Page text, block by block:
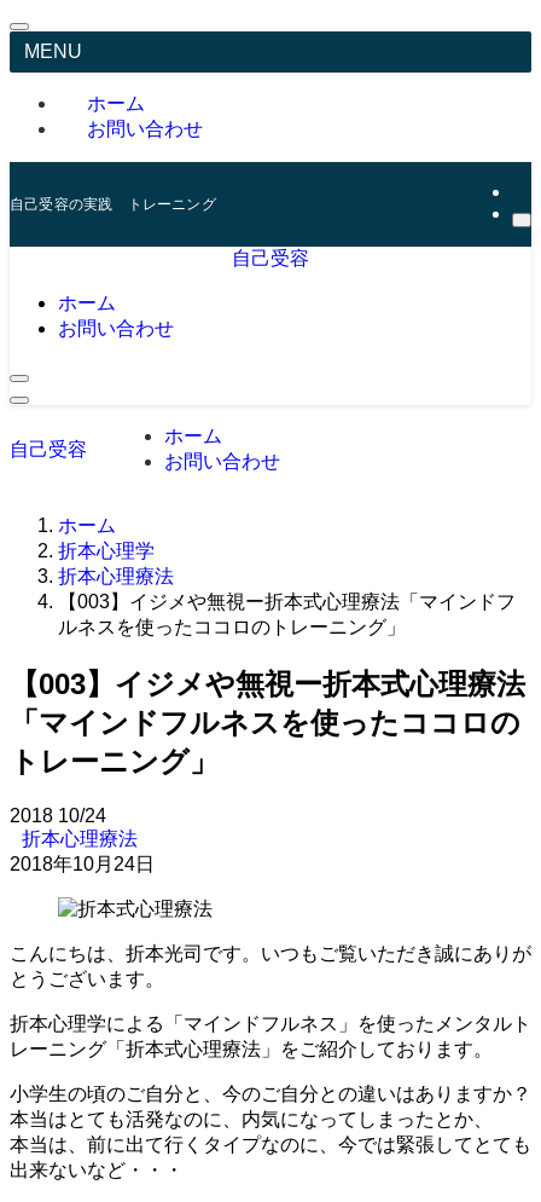
MENU
ホーム
お問い合わせ
自己受容の実践 トレーニング
自己受容
ホーム
お問い合わせ
自己受容
ホーム
お問い合わせ
ホーム
折本心理学
折本心理療法
【003】イジメや無視ー折本式心理療法「マインドフ
ルネスを使ったココロのトレーニング」
【003】イジメや無視ー折本式心理療法
「マインドフルネスを使ったココロの
トレーニング」
2018 10/24
折本心理療法
2018年10月24日
こんにちは、折本光司です。いつもご覧いただき誠にありが
とうございます。
折本心理学による「マインドフルネス」を使ったメンタルト
レーニング「折本式心理療法」をご紹介しております。
小学生の頃のご自分と、今のご自分との違いはありますか？
本当はとても活発なのに、内気になってしまったとか、
本当は、前に出て行くタイプなのに、今では緊張してとても
出来ないなど・・・